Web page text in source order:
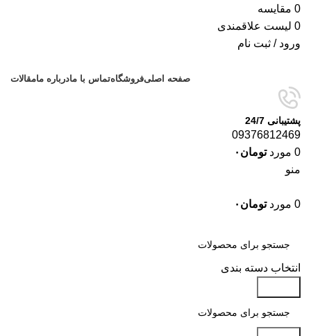
0 مقایسه
0 لیست علاقمندی
ورود / ثبت نام
صفحه اصلیفروشگاهتماس با مادرباره مامقالات
پشتیبانی 24/7
09376812469
0 مورد تومان ۰
منو
0 مورد تومان ۰
انتخاب دسته بندی